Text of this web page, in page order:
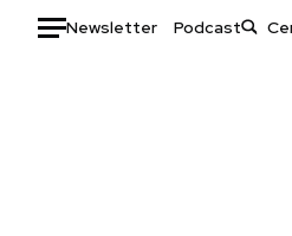
Newsletter Podcast